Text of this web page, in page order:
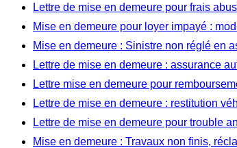
Lettre de mise en demeure pour frais
Mise en demeure pour loyer impayé :
Mise en demeure : Sinistre non réglé en
Lettre de mise en demeure : assurance
Lettre mise en demeure pour
Lettre de mise en demeure : restitution
Lettre de mise en demeure pour trouble
Mise en demeure : Travaux non finis,